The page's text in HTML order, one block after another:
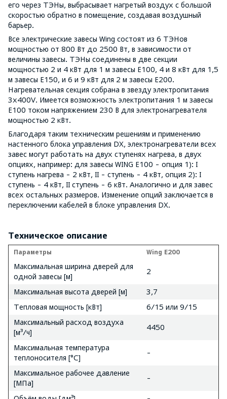
его через ТЭНы, выбрасывает нагретый воздух с большой
скоростью обратно в помещение, создавая воздушный
барьер.
Все электрические завесы Wing состоят из 6 ТЭНов
мощностью от 800 Вт до 2500 Вт, в зависимости от
величины завесы. ТЭНы соединены в две секции
мощностью 2 и 4 кВт для 1 м завесы E100, 4 и 8 кВт для 1,5
м завесы E150, и 6 и 9 кВт для 2 м завесы E200.
Нагревательная секция собрана в звезду электропитания
3x400V. Имеется возможность электропитания 1 м завесы
E100 током напряжением 230 В для электронагревателя
мощностью 2 кВт.
Благодаря таким техническим решениям и применению
настенного блока управления DX, электронагреватели всех
завес могут работать на двух ступенях нагрева, в двух
опциях, например: для завесы WING Е100 - опция 1): I
ступень нагрева - 2 кВт, II - ступень - 4 кВт, опция 2): I
ступень - 4 кВт, II ступень - 6 кВт. Аналогично и для завес
всех остальных размеров. Изменение опций заключается в
переключении кабелей в блоке управления DX.
Техническое описание
Параметры Wing E200
Максимальная ширина дверей для
одной завесы [м]
2
Максимальная высота дверей [м]
3,7
Тепловая мощность [кВт]
6/15 или 9/15
Максимальный расход воздуха
[м³/ч]
4450
Максимальная температура
теплоносителя [°C]
-
Максимальное рабочее давление
[MПa]
-